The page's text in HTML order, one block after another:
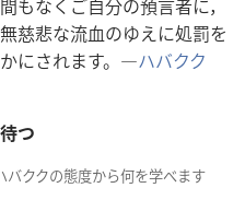
もなくご自分の預言者に，
慈悲な流血のゆえに処罰を
にされます。―ハバクク
つ
バククの態度から何を学べます